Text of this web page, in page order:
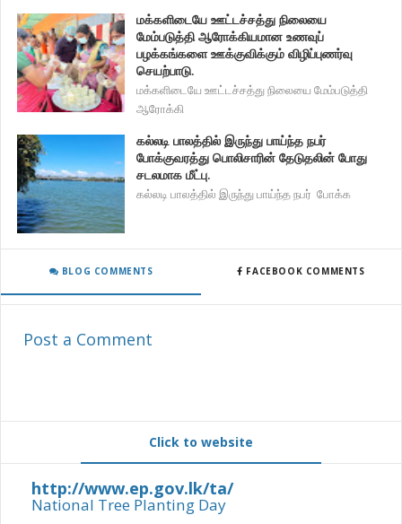
மக்களிடையே ஊட்டச்சத்து நிலையை
மேம்படுத்தி ஆரோக்கியமான உணவுப்
பழக்கங்களை ஊக்குவிக்கும் விழிப்புணர்வு
செயற்பாடு.
மக்களிடையே ஊட்டச்சத்து நிலையை மேம்படுத்தி
ஆரோக்கி
கல்லடி பாலத்தில் இருந்து பாய்ந்த நபர்
போக்குவரத்து பொலிசாரின் தேடுதலின் போது
சடலமாக மீட்பு.
கல்லடி பாலத்தில் இருந்து பாய்ந்த நபர் போக்க
BLOG COMMENTS FACEBOOK COMMENTS
Post a Comment
Click to website
http://www.ep.gov.lk/ta/
National Tree Planting Day